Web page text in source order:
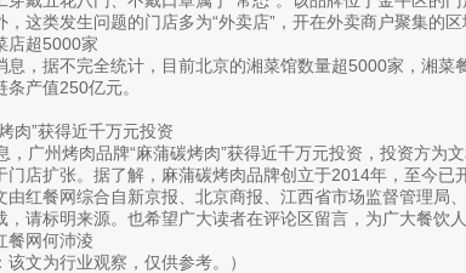
，这类发生问题的门店多为“外卖店”，开在外卖商户聚集的区
店超5000家
息，据不完全统计，目前北京的湘菜馆数量超5000家，湘菜
产值250亿元。
肉”获得近千万元投资
，广州烤肉品牌“麻蒲碳烤肉”获得近千万元投资，投资方为
门店扩张。据了解，麻蒲碳烤肉品牌创立于2014年，至今已
由红餐网综合自新京报、北京商报、江西省市场监督管理局
，请标明来源。也希望广大读者在评论区留言，为广大餐饮
餐网何沛淩
该文为行业观察，仅供参考。）